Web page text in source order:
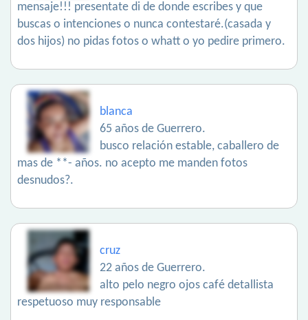
mensaje!!! presentate di de donde escribes y que
buscas o intenciones o nunca contestaré.(casada y
dos hijos) no pidas fotos o whatt o yo pedire primero.
blanca
65 años de Guerrero.
busco relación estable, caballero de
mas de **- años. no acepto me manden fotos
desnudos?.
cruz
22 años de Guerrero.
alto pelo negro ojos café detallista
respetuoso muy responsable